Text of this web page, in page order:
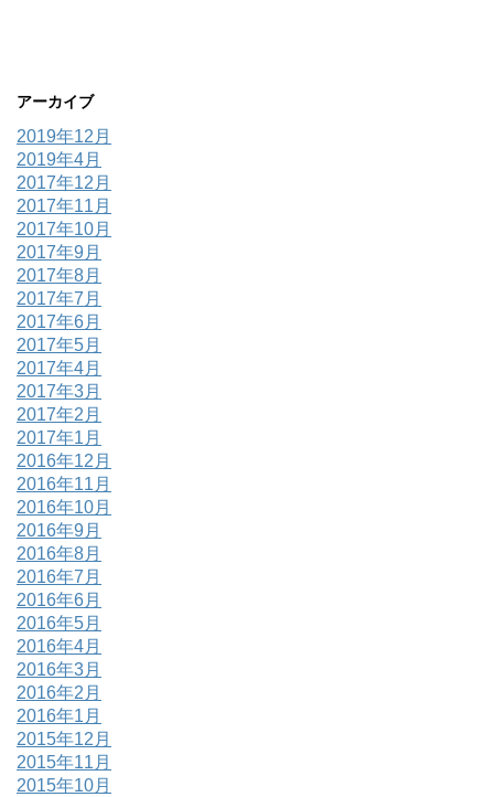
アーカイブ
2019年12月
2019年4月
2017年12月
2017年11月
2017年10月
2017年9月
2017年8月
2017年7月
2017年6月
2017年5月
2017年4月
2017年3月
2017年2月
2017年1月
2016年12月
2016年11月
2016年10月
2016年9月
2016年8月
2016年7月
2016年6月
2016年5月
2016年4月
2016年3月
2016年2月
2016年1月
2015年12月
2015年11月
2015年10月